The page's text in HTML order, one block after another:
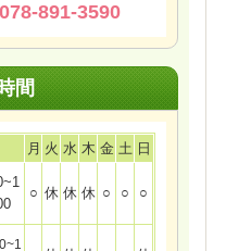
078-891-3590
間
月 火 水 木 金 土 日
○ 休 休 休 ○ ○ ○